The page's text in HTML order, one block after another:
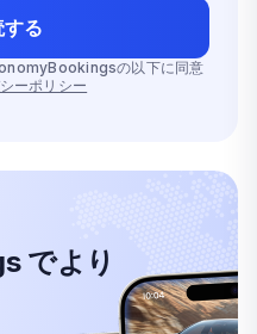
る
の以下に同意
ーポリシー
でより